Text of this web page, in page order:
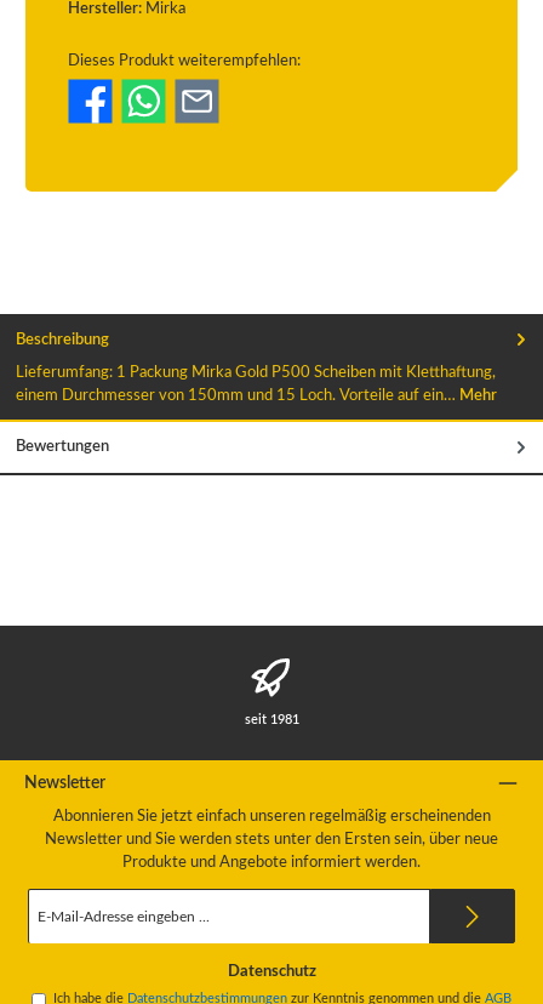
Hersteller: Mirka
Dieses Produkt weiterempfehlen:
Beschreibung
Lieferumfang: 1 Packung Mirka Gold P500 Scheiben mit Kletthaftung,
einem Durchmesser von 150mm und 15 Loch. Vorteile auf ein… Mehr
Bewertungen
seit 1981
Newsletter
Abonnieren Sie jetzt einfach unseren regelmäßig erscheinenden
Newsletter und Sie werden stets unter den Ersten sein, über neue
Produkte und Angebote informiert werden.
Mail-
Datenschutz
Ich habe die Datenschutzbestimmungen zur Kenntnis genommen und dieAGB